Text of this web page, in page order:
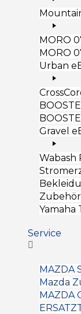
MORO
MORO
Urban
Gravel
Wabash
Zubehör
Yamaha
Service
MAZDA
Mazda
MAZDA